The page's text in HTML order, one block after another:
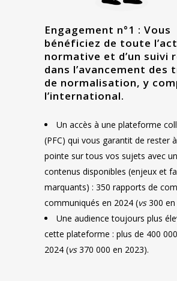
Engagement n°1 : Vous
bénéficiez de toute
normative et d’un suivi
dans l’avancement des
de normalisation, y
l’international.
Un accès à une plateforme
(PFC) qui vous garantit de rester
pointe sur tous vos sujets avec
contenus disponibles (enjeux et
marquants) : 350 rapports de
communiqués en 2024 (vs300 en
Une audience toujours plus
cette plateforme : plus de 400
2024 (vs370 000 en 2023).